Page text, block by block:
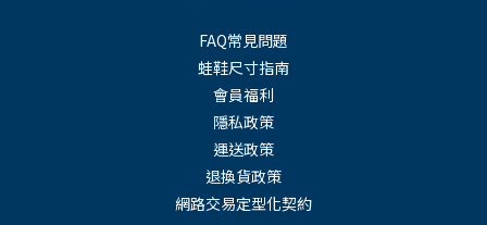
FAQ常見問題
蛙鞋尺寸指南
會員福利
隱私政策
運送政策
退換貨政策
網路交易定型化契約